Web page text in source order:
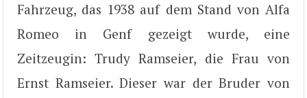
Fahrzeug, das 1938 auf dem Stand von Alfa
Romeo in Genf gezeigt wurde, eine
Zeitzeugin: Trudy Ramseier, die Frau von
Ernst Ramseier. Dieser war der Bruder von